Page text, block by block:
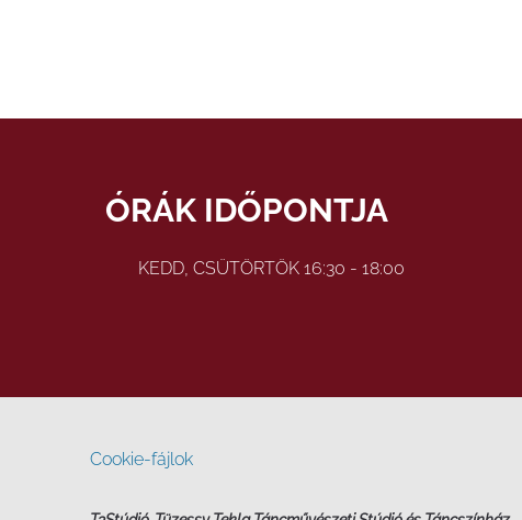
ÓRÁK IDŐPONTJA
KEDD, CSÜTÖRTÖK 16:30 - 18:00
Cookie-fájlok